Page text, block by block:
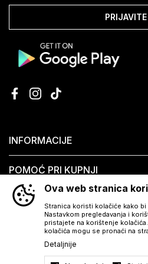
INFORMACIJE
POMOĆ PRI KUPNJI
KORISNIČKI SERVIS
Ova web stranica
Stranica koristi kolačiće kako
Nastavkom pregledavanja i
pristajete na korištenje
kolačića mogu se pronaći na
Detaljnije